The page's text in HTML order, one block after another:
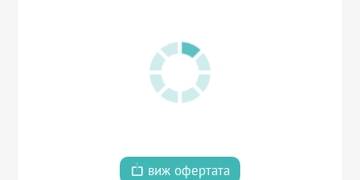
виж офертата